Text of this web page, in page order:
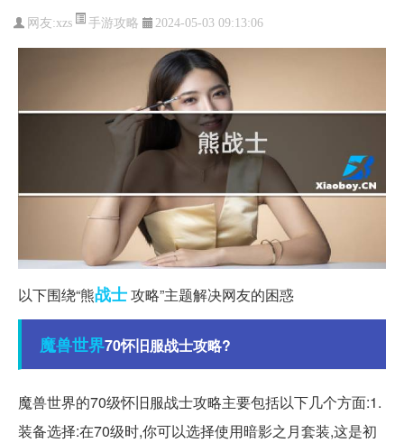
网友:xzs 手游攻略 2024-05-03 09:13:06
以下围绕“熊战士攻略”主题解决网友的困惑
魔兽世界70怀旧服战士攻略?
魔兽世界的70级怀旧服战士攻略主要包括以下几个方面:1.
装备选择:在70级时,你可以选择使用暗影之月套装,这是初